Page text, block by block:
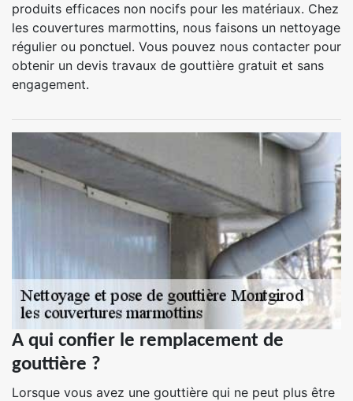
produits efficaces non nocifs pour les matériaux. Chez
les couvertures marmottins, nous faisons un nettoyage
régulier ou ponctuel. Vous pouvez nous contacter pour
obtenir un devis travaux de gouttière gratuit et sans
engagement.
A qui confier le remplacement de
gouttière ?
Lorsque vous avez une gouttière qui ne peut plus être